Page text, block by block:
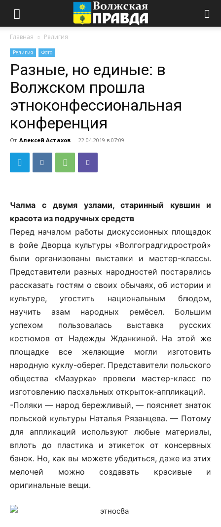
Главная Религия
Религия Фото
Разные, но единые: в
Волжском прошла
этноконфессиональная
конференция
От Алексей Астахов - 22.04.2019 в 07:09
Чалма с двумя узлами, старинный кувшин и
красота из подручных средств
Перед началом работы дискуссионных площадок
в фойе Дворца культуры «Волгоградгидрострой»
были организованы выставки и мастер-классы.
Представители разных народностей постарались
рассказать гостям о своих обычаях, об истории и
культуре, угостить национальным блюдом,
научить азам народных ремёсел. Большим
успехом пользовалась выставка русских
костюмов от Надежды Жданкиной. На этой же
площадке все желающие могли изготовить
народную куклу-оберег. Представители польского
общества «Мазурка» провели мастер-класс по
изготовлению пасхальных открыток-аппликаций.
-Поляки — народ бережливый, — поясняет знаток
польской культуры Наталья Рязанцева. — Потому
для аппликаций используют любые материалы,
вплоть до пластика и этикеток от консервных
банок. Но, как вы можете убедиться, даже из этих
мелочей можно создавать красивые и
оригинальные вещи.